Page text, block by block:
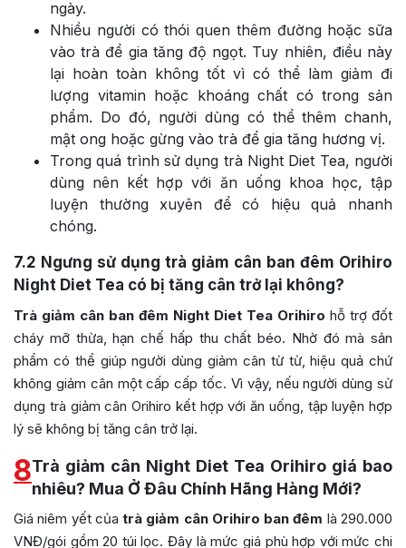
ngày.
Nhiều người có thói quen thêm đường hoặc sữa
vào trà để gia tăng độ ngọt. Tuy nhiên, điều này
lại hoàn toàn không tốt vì có thể làm giảm đi
lượng vitamin hoặc khoáng chất có trong sản
phẩm. Do đó, người dùng có thể thêm chanh,
mật ong hoặc gừng vào trà để gia tăng hương vị.
Trong quá trình sử dụng trà Night Diet Tea, người
dùng nên kết hợp với ăn uống khoa học, tập
luyện thường xuyên để có hiệu quả nhanh
chóng.
7.2 Ngưng sử dụng trà giảm cân ban đêm Orihiro
Night Diet Tea có bị tăng cân trở lại không?
Trà giảm cân ban đêm Night Diet Tea Orihiro hỗ trợ đốt
cháy mỡ thừa, hạn chế hấp thu chất béo. Nhờ đó mà sản
phẩm có thể giúp người dùng giảm cân từ từ, hiệu quả chứ
không giảm cân một cấp cấp tốc. Vì vậy, nếu người dùng sử
dụng trà giảm cân Orihiro kết hợp với ăn uống, tập luyện hợp
lý sẽ không bị tăng cân trở lại.
8Trà giảm cân Night Diet Tea Orihiro giá bao
nhiêu? Mua Ở Đâu Chính Hãng Hàng Mới?
Giá niêm yết củatrà giảm cân Orihiro ban đêm là 290.000
VNĐ/gói gồm 20 túi lọc. Đây là mức giá phù hợp với mức chi